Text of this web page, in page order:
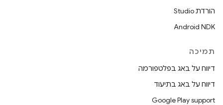
הורדת Studio
Android NDK
תמיכה
דיווח על באג בפלטפורמה
דיווח על באג בתיעוד
Google Play support